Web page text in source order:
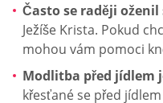
Často se raději oženil
Ježíše Krista. Pokud
mohou vám pomoci
Modlitba před jídlem
křesťané se před